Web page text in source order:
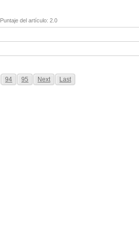
Puntaje del artículo: 2.0
94 95 Next Last